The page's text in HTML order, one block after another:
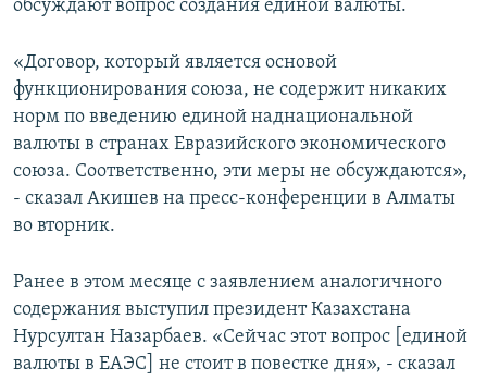
обсуждают вопрос создания единой валюты.
«Договор, который является основой
функционирования союза, не содержит никаких
норм по введению единой наднациональной
валюты в странах Евразийского экономического
союза. Соответственно, эти меры не обсуждаются»,
- сказал Акишев на пресс-конференции в Алматы
во вторник.
Ранее в этом месяце с заявлением аналогичного
содержания выступил президент Казахстана
Нурсултан Назарбаев. «Сейчас этот вопрос [единой
валюты в ЕАЭС] не стоит в повестке дня», - сказал